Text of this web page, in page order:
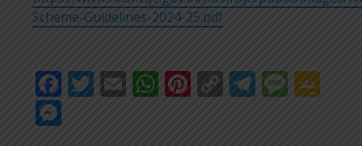
Scheme-Guidelines-2024-25.pdf
Facebook
Twitter
EmailWhatsApp
Pinterest
Copy